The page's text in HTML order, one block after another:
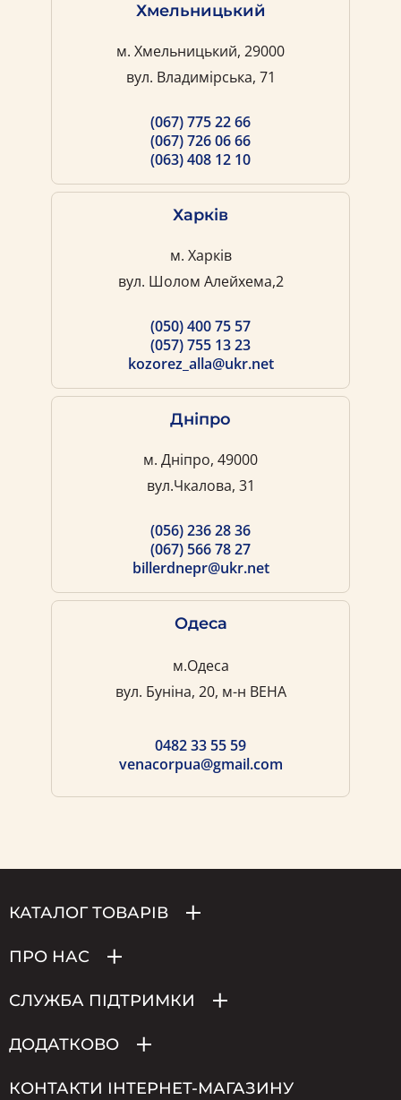
Хмельницький
м. Хмельницький, 29000
вул. Владимірська, 71
(067) 775 22 66
(067) 726 06 66
(063) 408 12 10
Харків
м. Харків
вул. Шолом Алейхема,2
(050) 400 75 57
(057) 755 13 23
kozorez_alla@ukr.net
Дніпро
м. Дніпро, 49000
вул.Чкалова, 31
(056) 236 28 36
(067) 566 78 27
billerdnepr@ukr.net
Одеса
м.Одеса
вул. Буніна, 20, м-н ВЕНА
0482 33 55 59
venacorpua@gmail.com
КАТАЛОГ ТОВАРІВ
ПРО НАС
СЛУЖБА ПІДТРИМКИ
ДОДАТКОВО
КОНТАКТИ ІНТЕРНЕТ-МАГАЗИНУ